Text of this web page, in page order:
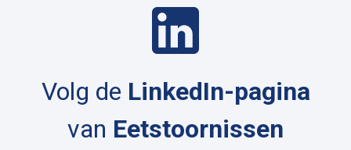
Volg de LinkedIn-pagina
van Eetstoornissen